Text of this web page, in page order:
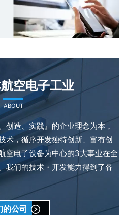
空电子工业
ABOUT
创造、实践』的企业理念为本，
术，循序开发独特创新、富有创
空电子设备为中心的3大事业在全
我们的技术・开发能力得到了各
的公司